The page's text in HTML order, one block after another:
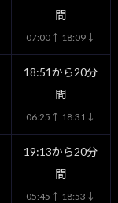
間
07:00↑ 18:09↓
18:51から20分
間
06:25↑ 18:31↓
19:13から20分
間
05:45↑ 18:53↓